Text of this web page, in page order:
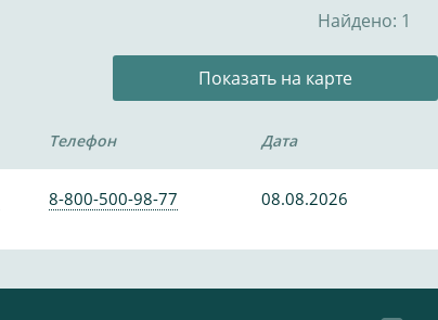
Найдено: 1
Показать на карте
Телефон Дата
8-800-500-98-77 08.08.2026